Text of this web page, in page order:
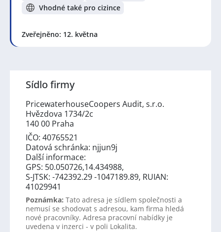
Vhodné také pro cizince
Zveřejněno: 12. května
Sídlo firmy
PricewaterhouseCoopers Audit, s.r.o.
Hvězdova 1734/2c
140 00 Praha
IČO: 40765521
Datová schránka: njjun9j
Další informace:
GPS: 50.050726,14.434988,
S-JTSK: -742392.29 -1047189.89, RUIAN:
41029941
Poznámka: Tato adresa je sídlem společnosti a
nemusí se shodovat s adresou, kam firma hledá
nové pracovníky. Adresa pracovní nabídky je
uvedena v inzerci - v poli Lokalita.